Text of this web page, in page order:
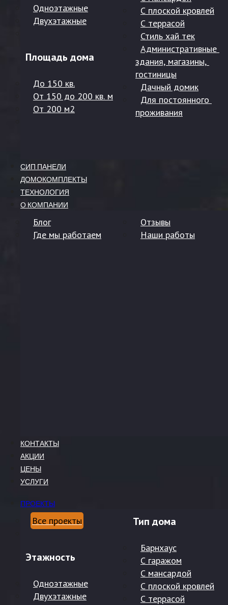
Одноэтажные
Двухэтажные
Площадь дома
До 150 кв.
От 150 до 200 кв. м
От 200 м2
С плоской кровлей
С террасой
Стиль хай тек
Административные
здания, магазины,
гостиницы
Дачный домик
Для постоянного
проживания
СИП ПАНЕЛИ
ДОМОКОМПЛЕКТЫ
ТЕХНОЛОГИЯ
О КОМПАНИИ
Блог
Где мы работаем
Отзывы
Наши работы
КОНТАКТЫ
АКЦИИ
ЦЕНЫ
УСЛУГИ
ПРОЕКТЫ
Все проекты
Этажность
Одноэтажные
Двухэтажные
Тип дома
Барнхаус
С гаражом
С мансардой
С плоской кровлей
С террасой